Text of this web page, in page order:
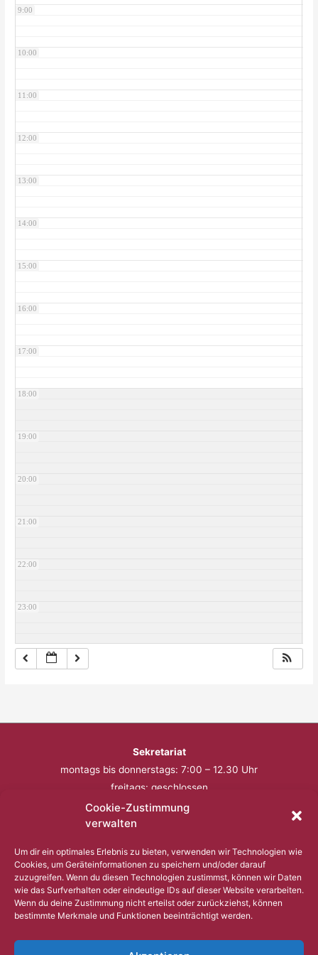
Cookie-Zustimmung
verwalten
Um dir ein optimales Erlebnis zu bieten, verwenden wir Technologien wie
Cookies, um Geräteinformationen zu speichern und/oder darauf
zuzugreifen. Wenn du diesen Technologien zustimmst, können wir Daten
wie das Surfverhalten oder eindeutige IDs auf dieser Website verarbeiten.
Wenn du deine Zustimmung nicht erteilst oder zurückziehst, können
bestimmte Merkmale und Funktionen beeinträchtigt werden.
9:00
10:00
11:00
12:00
13:00
14:00
15:00
16:00
17:00
18:00
19:00
20:00
21:00
22:00
23:00
Sekretariat
montags bis donnerstags: 7:00 – 12.30 Uhr
freitags: geschlossen
Telefon: 0201 – 57 17 430
Bitte nutzen Sie außerhalb der Öffnungszeiten den
Anrufbeantworter.